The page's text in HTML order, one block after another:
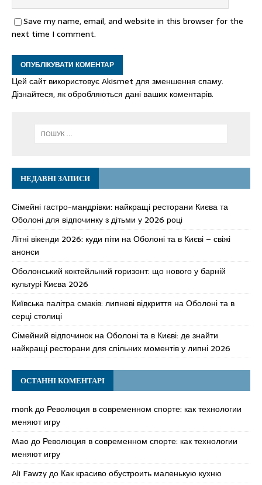
Save my name, email, and website in this browser for the
next time I comment.
Цей сайт використовує Akismet для зменшення спаму.
Дізнайтеся, як обробляються дані ваших коментарів.
НЕДАВНІ ЗАПИСИ
Сімейні гастро-мандрівки: найкращі ресторани Києва та
Оболоні для відпочинку з дітьми у 2026 році
Літні вікенди 2026: куди піти на Оболоні та в Києві – свіжі
анонси
Оболонський коктейльний горизонт: що нового у барній
культурі Києва 2026
Київська палітра смаків: липневі відкриття на Оболоні та в
серці столиці
Сімейний відпочинок на Оболоні та в Києві: де знайти
найкращі ресторани для спільних моментів у липні 2026
ОСТАННІ КОМЕНТАРІ
monkдо Революция в современном спорте: как технологии
меняют игру
Mao до Революция в современном спорте: как технологии
меняют игру
Ali Fawzyдо Как красиво обустроить маленькую кухню